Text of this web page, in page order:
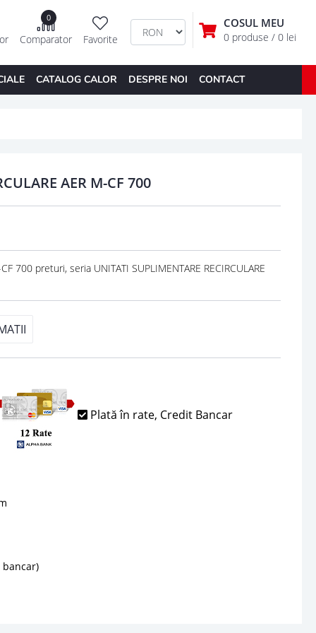
COSUL MEU
0 produse / 0 lei
Favorite
0
Comparator
CATALOG CALOR DESPRE NOI CONTACT
AER M-CF 700
700 preturi, seria UNITATI SUPLIMENTARE RECIRCULARE
Plată în rate, Credit Bancar